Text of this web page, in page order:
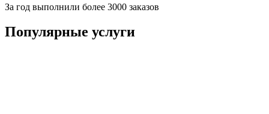
За год выполнили более 3000 заказов
Популярные услуги